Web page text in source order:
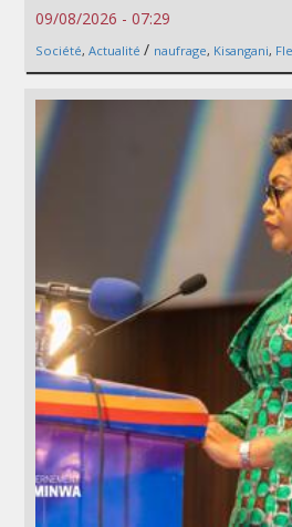
09/08/2026 - 07:29
Société, Actualité / naufrage, Kisangani,